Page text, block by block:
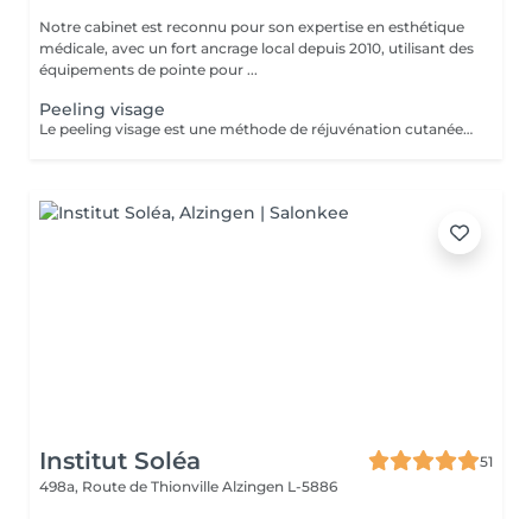
Notre cabinet est reconnu pour son expertise en esthétique
médicale, avec un fort ancrage local depuis 2010, utilisant des
équipements de pointe pour ...
Peeling visage
Le peeling visage est une méthode de réjuvénation cutanée utilisant des agents chimiques pour exfolier les couches superficielles de la peau et stimuler le renouvellement cellulaire. Avantages: - Amélioration de la texture et de la luminosité de la peau. - Réduction des imperfections cutanées telles que les taches pigmentaires, les cicatrices d'acné, rides et ridules. Adaptabilité: - Le peeling visage est adapté à différents types de peaux et selon vos problématiques cutanées. Complément de Soin: - Pour optimiser les résultats du soin et limiter l'éviction sociale, une séance de luminothérapie est incluse. Celle-ci aide à réduire les inflammations, stimuler la production de collagène et améliorer la cicatrisation de la peau. Contre-indications : - Déconseillé aux femmes enceintes ou allaitantes. Lors de la première séance, nous établirons ensemble vos objectifs et déterminerons le type de peeling le plus adapté à votre peau. Pour toute question, n'hésitez pas à nous contacter ou réserver un rendez-vous conseil gratuit.
Institut Soléa
51
498a, Route de Thionville Alzingen L-5886